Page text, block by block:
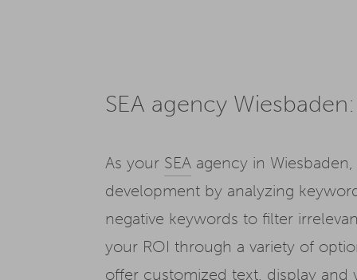
SEA agency
As your SEA agency in
development by analyzing
negative keywords to filter
your ROI through a variety of
offer customized text, display and